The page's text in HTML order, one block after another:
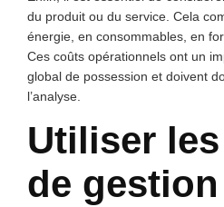
du produit ou du service. Cela
énergie, en consommables, en
Ces coûts opérationnels ont un
global de possession et doivent
l’analyse.
Utiliser
de